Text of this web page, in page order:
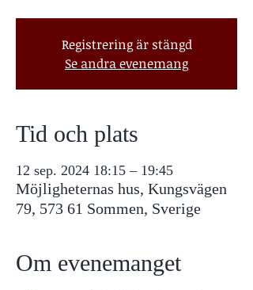
Registrering är stängd
Se andra evenemang
Tid och plats
12 sep. 2024 18:15 – 19:45
Möjligheternas hus, Kungsvägen
79, 573 61 Sommen, Sverige
Om evenemanget